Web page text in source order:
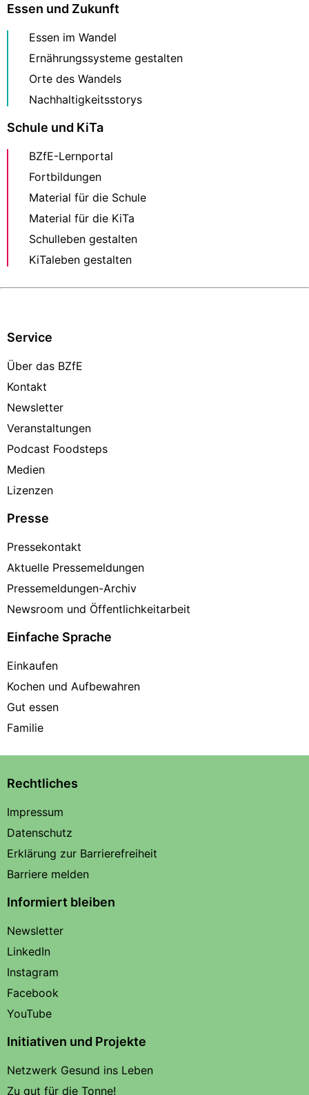
Essen und Zukunft
Essen im Wandel
Ernährungssysteme gestalten
Orte des Wandels
Nachhaltigkeitsstorys
Schule und KiTa
BZfE-Lernportal
Fortbildungen
Material für die Schule
Material für die KiTa
Schulleben gestalten
KiTaleben gestalten
Service
Über das BZfE
Kontakt
Newsletter
Veranstaltungen
Podcast Foodsteps
Medien
Lizenzen
Presse
Pressekontakt
Aktuelle Pressemeldungen
Pressemeldungen-Archiv
Newsroom und Öffentlichkeitarbeit
Einfache Sprache
Einkaufen
Kochen und Aufbewahren
Gut essen
Familie
Rechtliches
Impressum
Datenschutz
Erklärung zur Barrierefreiheit
Barriere melden
Informiert bleiben
Newsletter
LinkedIn
Instagram
Facebook
YouTube
Initiativen und Projekte
Netzwerk Gesund ins Leben
Zu gut für die Tonne!